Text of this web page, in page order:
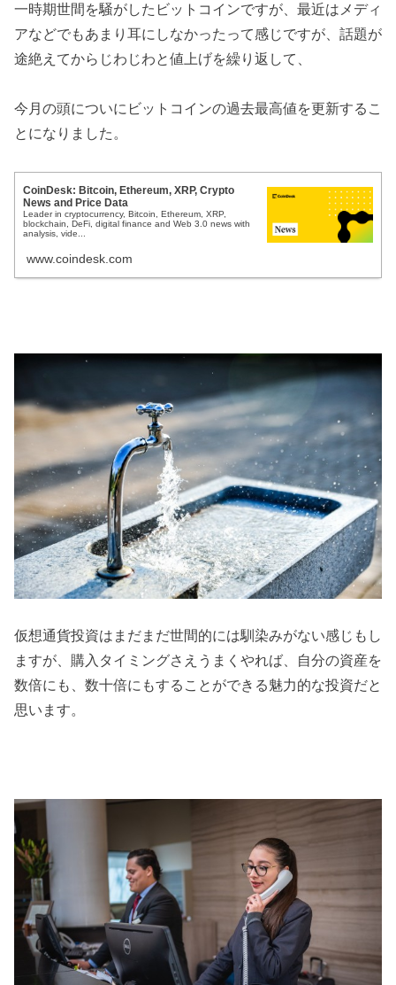
一時期世間を騒がしたビットコインですが、最近はメディ
アなどでもあまり耳にしなかったって感じですが、話題が
途絶えてからじわじわと値上げを繰り返して、
今月の頭についにビットコインの過去最高値を更新するこ
とになりました。
CoinDesk: Bitcoin, Ethereum, XRP, Crypto
News and Price Data
Leader in cryptocurrency, Bitcoin, Ethereum, XRP,
blockchain, DeFi, digital finance and Web 3.0 news with
analysis, vide...
www.coindesk.com
仮想通貨投資はまだまだ世間的には馴染みがない感じもし
ますが、購入タイミングさえうまくやれば、自分の資産を
数倍にも、数十倍にもすることができる魅力的な投資だと
思います。